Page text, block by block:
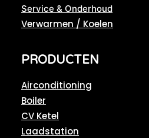
Service & Onderhoud
Verwarmen / Koelen
PRODUCTEN
Airconditioning
Boiler
CV Ketel
Laadstation